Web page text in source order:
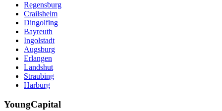
Regensburg
Crailsheim
Dingolfing
Bayreuth
Ingolstadt
Augsburg
Erlangen
Landshut
Straubing
Harburg
YoungCapital